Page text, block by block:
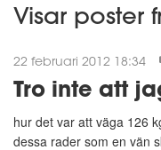
Visar poster
22 februari 2012 18:34
Tro inte att
hur det var att väga 126
dessa rader som en vän